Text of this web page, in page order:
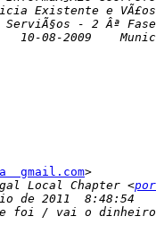
gmail.com>
Local Chapter <